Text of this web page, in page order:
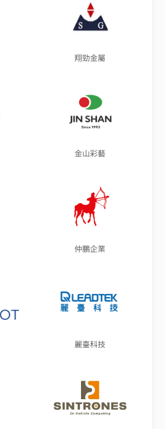
翔勁金屬
金山彩藝
仲鵬企業
麗臺科技